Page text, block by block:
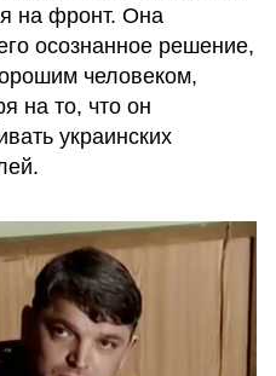
на фронт. Она
осознанное решение,
человеком,
на то, что он
украинских